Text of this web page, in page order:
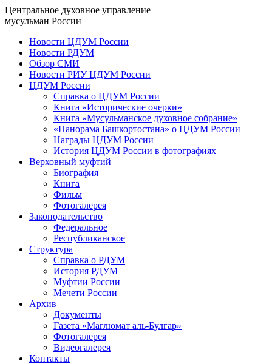
Центральное духовное управление
мусульман России
Новости ЦДУМ России
Новости РДУМ
Обзор СМИ
Новости РИУ ЦДУМ России
ЦДУМ России
Справка о ЦДУМ России
Книга «Исторические очерки»
Книга «Мусульманское духовное собрание»
«Панорама Башкортостана» о ЦДУМ России
Награды ЦДУМ России
История ЦДУМ России в фотографиях
Верховный муфтий
Биография
Книга
Фильм
Фотогалерея
Законодательство
Федеральное
Республиканское
Структура
Справка о РДУМ
История РДУМ
Муфтии России
Мечети России
Архив
Документы
Газета «Маглюмат аль-Булгар»
Фотогалерея
Видеогалерея
Контакты